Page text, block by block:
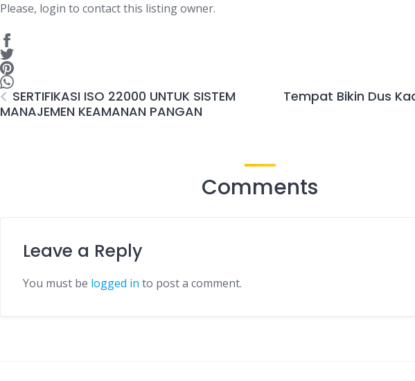
Please, login to contact this listing owner.
SERTIFIKASI ISO 22000 UNTUK SISTEM
MANAJEMEN KEAMANAN PANGAN
Tempat Bikin Dus
Comments
Leave a Reply
You must be logged in to post a comment.